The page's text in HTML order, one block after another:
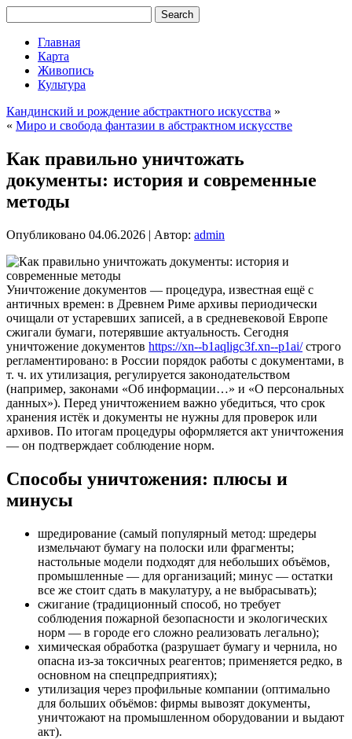
Главная
Карта
Живопись
Культура
Кандинский и рождение абстрактного искусства »
« Миро и свобода фантазии в абстрактном искусстве
Как правильно уничтожать
документы: история и современные
методы
Опубликовано 04.06.2026 | Автор: admin
Уничтожение документов — процедура, известная ещё с
античных времен: в Древнем Риме архивы периодически
очищали от устаревших записей, а в средневековой Европе
сжигали бумаги, потерявшие актуальность. Сегодня
уничтожение документов https://xn--b1aqligc3f.xn--p1ai/строго
регламентировано: в России порядок работы с документами, в
т. ч. их утилизация, регулируется законодательством
(например, законами «Об информации…» и «О персональных
данных»). Перед уничтожением важно убедиться, что срок
хранения истёк и документы не нужны для проверок или
архивов. По итогам процедуры оформляется акт уничтожения
— он подтверждает соблюдение норм.
Способы уничтожения: плюсы и
минусы
шредирование (самый популярный метод: шредеры
измельчают бумагу на полоски или фрагменты;
настольные модели подходят для небольших объёмов,
промышленные — для организаций; минус — остатки
все же стоит сдать в макулатуру, а не выбрасывать);
сжигание (традиционный способ, но требует
соблюдения пожарной безопасности и экологических
норм — в городе его сложно реализовать легально);
химическая обработка (разрушает бумагу и чернила, но
опасна из-за токсичных реагентов; применяется редко, в
основном на спецпредприятиях);
утилизация через профильные компании (оптимально
для больших объёмов: фирмы вывозят документы,
уничтожают на промышленном оборудовании и выдают
акт).